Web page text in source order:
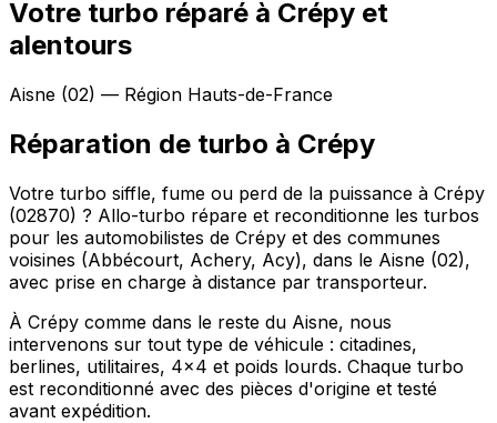
Votre turbo réparé à Crépy et
alentours
Aisne (02) — Région Hauts-de-France
Réparation de turbo à Crépy
Votre turbo siffle, fume ou perd de la puissance à Crépy
(02870) ? Allo-turbo répare et reconditionne les turbos
pour les automobilistes de Crépy et des communes
voisines (Abbécourt, Achery, Acy), dans le Aisne (02),
avec prise en charge à distance par transporteur.
À Crépy comme dans le reste du Aisne, nous
intervenons sur tout type de véhicule : citadines,
berlines, utilitaires, 4x4 et poids lourds. Chaque turbo
est reconditionné avec des pièces d'origine et testé
avant expédition.